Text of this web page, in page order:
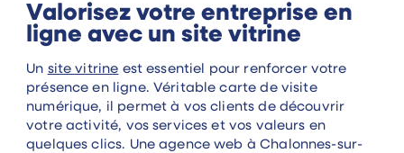
Valorisez votre entreprise en
ligne avec un site vitrine
Un site vitrine est essentiel pour renforcer votre
présence en ligne. Véritable carte de visite
numérique, il permet à vos clients de découvrir
votre activité, vos services et vos valeurs en
quelques clics. Une agence web à Chalonnes-sur-